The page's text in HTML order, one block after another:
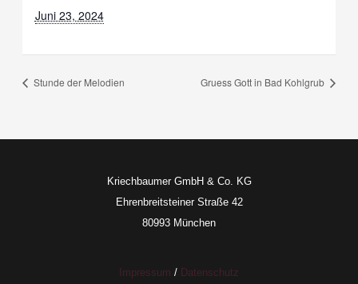
Juni 23, 2024
Stunde der Melodien Gruess Gott in Bad Kohlgrub
Kriechbaumer GmbH & Co. KG
Ehrenbreitsteiner Straße 42
80993 München
Impressum / Datenschutz